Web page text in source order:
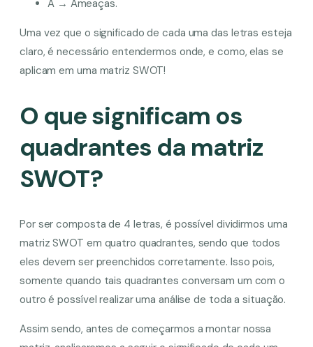
A → Ameaças.
Uma vez que o significado de cada uma das letras esteja
claro, é necessário entendermos onde, e como, elas se
aplicam em uma matriz SWOT!
O que significam os
quadrantes da matriz
SWOT?
Por ser composta de 4 letras, é possível dividirmos uma
matriz SWOT em quatro quadrantes, sendo que todos
eles devem ser preenchidos corretamente. Isso pois,
somente quando tais quadrantes conversam um com o
outro é possível realizar uma análise de toda a situação.
Assim sendo, antes de começarmos a montar nossa